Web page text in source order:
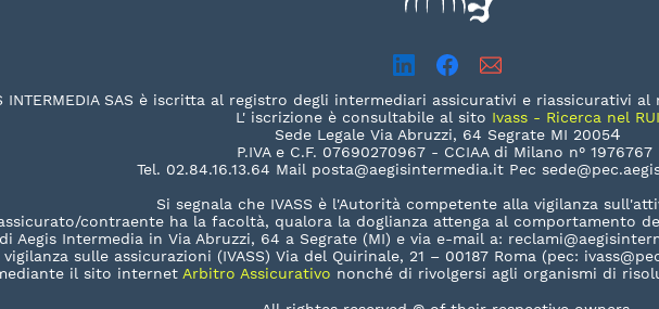
INTERMEDIA SAS è iscritta al registro degli intermediari assicurativi e riassicurativi
L' iscrizione è consultabile al sito Ivass - Ricerca nel RUI
Sede Legale Via Abruzzi, 64 Segrate MI 20054
P.IVA e C.F. 07690270967 - CCIAA di Milano n° 1976767
Tel. 02.84.16.13.64 Mail posta@aegisintermedia.it Pec
Si segnala che IVASS è l'Autorità competente alla vigilanza
contraente ha la facoltà, qualora la doglianza attenga al comportamento
Aegis Intermedia in Via Abruzzi, 64 a Segrate (MI) e via e-mail a:
sulle assicurazioni (IVASS) Via del Quirinale, 21 – 00187 Roma (pec:
il sito internet Arbitro Assicurativo nonché di rivolgersi agli organismi di